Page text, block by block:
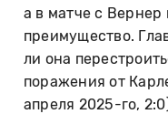
а в матче с Вернер
преимущество.
ли она
поражения от
апреля 2025-го,